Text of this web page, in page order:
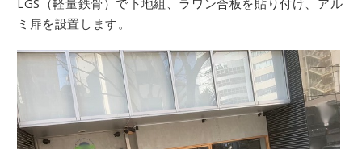
LGS（軽量鉄骨）で下地組、ラワン合板を貼り付け、アル
ミ扉を設置します。